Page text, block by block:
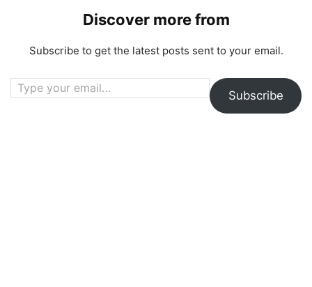
Discover more from
Subscribe to get the latest posts sent to your email.
Type your email…
Subscribe